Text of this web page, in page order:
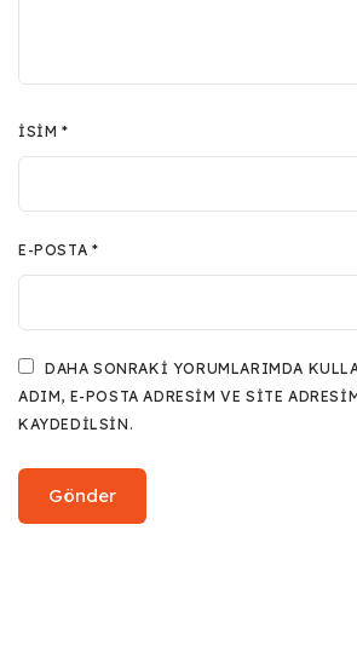
İSIM*
E-POSTA *
DAHA SONRAKI YORUMLARIMDA
ADIM, E-POSTA ADRESIM VE SITE
KAYDEDILSIN.